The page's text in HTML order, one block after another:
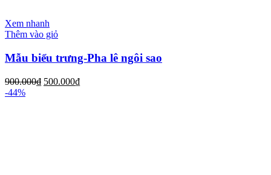
Xem nhanh
Thêm vào giỏ
Mẫu biểu trưng-Pha lê ngôi sao
900.000₫ 500.000₫
-44%